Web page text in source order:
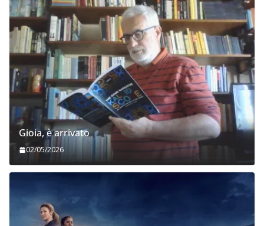
Gioia, è arrivato
02/05/2026